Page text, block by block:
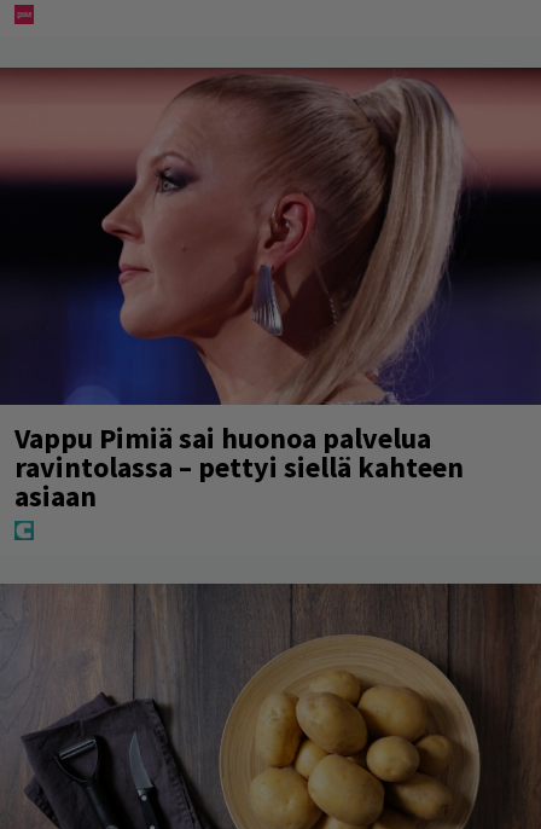
Vappu Pimiä sai huonoa palvelua
ravintolassa – pettyi siellä kahteen
asiaan